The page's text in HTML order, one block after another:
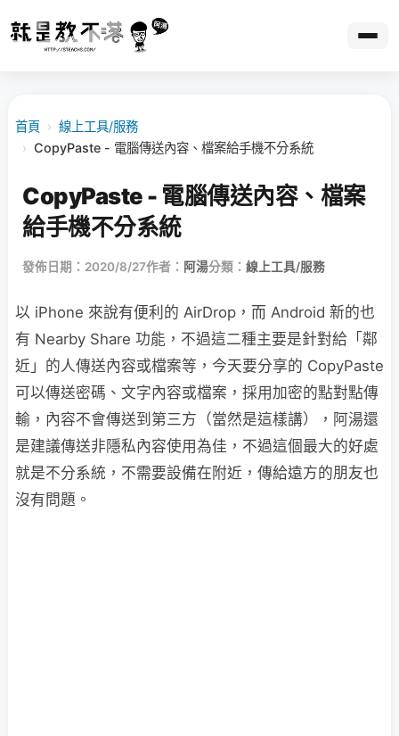
首頁 › 線上工具/服務
› CopyPaste - 電腦傳送內容、檔案給手機不分系統
CopyPaste - 電腦傳送內容、檔案
給手機不分系統
發佈日期：2020/8/27作者： 阿湯分類： 線上工具/服務
以 iPhone 來說有便利的 AirDrop，而 Android 新的也
有 Nearby Share 功能，不過這二種主要是針對給「鄰
近」的人傳送內容或檔案等，今天要分享的 CopyPaste
可以傳送密碼、文字內容或檔案，採用加密的點對點傳
輸，內容不會傳送到第三方（當然是這樣講），阿湯還
是建議傳送非隱私內容使用為佳，不過這個最大的好處
就是不分系統，不需要設備在附近，傳給遠方的朋友也
沒有問題。